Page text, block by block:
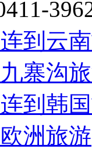
到云
寨沟
到韩
洲旅游